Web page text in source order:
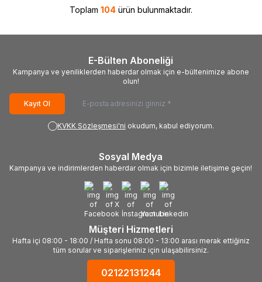
Toplam 104 ürün bulunmaktadır.
E-Bülten Aboneliği
Kampanya ve yeniliklerden haberdar olmak için e-bültenimize abone
olun!
Kayıt Ol
KVKK Sözleşmesi'ni okudum, kabul ediyorum.
Sosyal Medya
Kampanya ve indirimlerden haberdar olmak için bizimle iletişime geçin!
Müşteri Hizmetleri
Hafta içi 08:00 - 18:00 / Hafta sonu 08:00 - 13:00 arası merak ettiğiniz
tüm sorular ve siparişleriniz için ulaşabilirsiniz.
02122131244